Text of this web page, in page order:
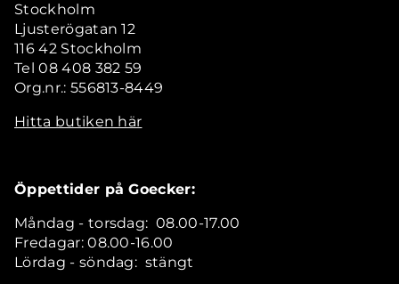
Stockholm
Ljusterögatan 12
116 42 Stockholm
Tel 08 408 382 59
Org.nr.: 556813-8449
Hitta butiken här
Öppettider på Goecker:
Måndag - torsdag: 08.00-17.00
Fredagar: 08.00-16.00
Lördag - söndag: stängt